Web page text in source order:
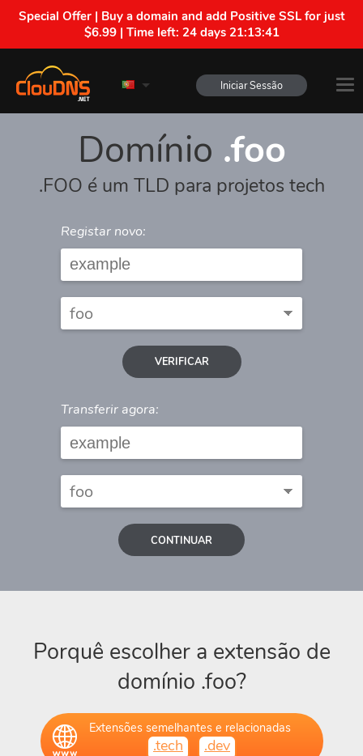
Special Offer | Buy a domain and add Positive SSL for just
$6.99 | Time left: 24 days 21:13:41
Iniciar Sessão
Domínio .foo
.FOO é um TLD para projetos tech
Registar novo:
VERIFICAR
Transferir agora:
CONTINUAR
Porquê escolher a extensão de
domínio .foo?
Extensões semelhantes e relacionadas
.tech .dev